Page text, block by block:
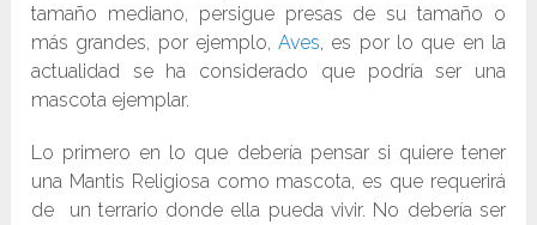
tamaño mediano, persigue presas de su tamaño o
más grandes, por ejemplo,Aves, es por lo que en la
actualidad se ha considerado que podría ser una
mascota ejemplar.
Lo primero en lo que debería pensar si quiere tener
una Mantis Religiosa como mascota, es que requerirá
de un terrario donde ella pueda vivir. No debería ser